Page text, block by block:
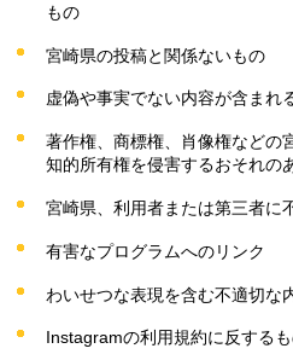
もの
宮崎県の投稿と関係ないもの
虚偽や事実でない内容が含まれ
著作権、商標権、肖像権などの
知的所有権を侵害するおそれの
宮崎県、利用者または第三者に
有害なプログラムへのリンク
わいせつな表現を含む不適切な
Instagramの利用規約に反する